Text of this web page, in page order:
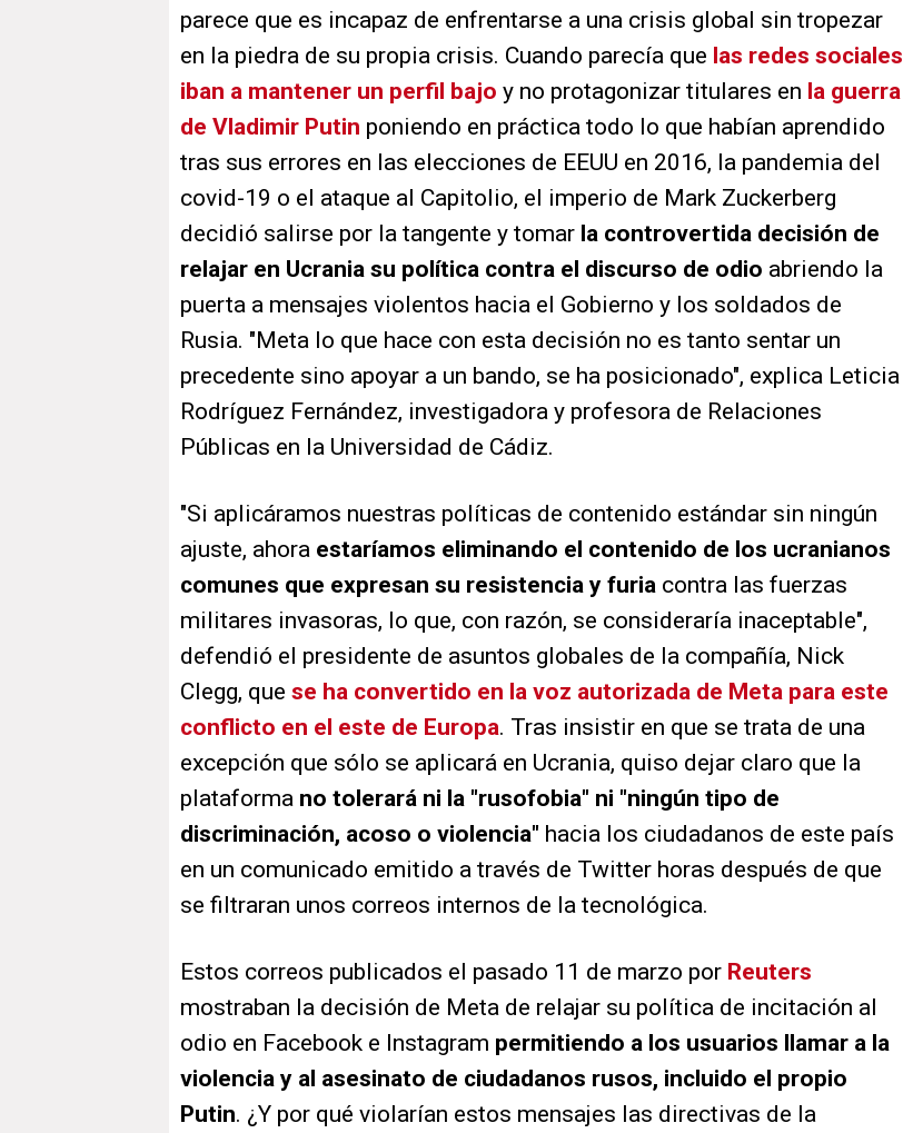
parece que es incapaz de enfrentarse a una crisis global sin tropezar
en la piedra de su propia crisis. Cuando parecía que las redes sociales
iban a mantener un perfil bajo y no protagonizar titulares en la guerra
de Vladimir Putin poniendo en práctica todo lo que habían aprendido
tras sus errores en las elecciones de EEUU en 2016, la pandemia del
covid-19 o el ataque al Capitolio, el imperio de Mark Zuckerberg
decidió salirse por la tangente y tomar la controvertida decisión de
relajar en Ucrania su política contra el discurso de odio abriendo la
puerta a mensajes violentos hacia el Gobierno y los soldados de
Rusia. "Meta lo que hace con esta decisión no es tanto sentar un
precedente sino apoyar a un bando, se ha posicionado", explica Leticia
Rodríguez Fernández, investigadora y profesora de Relaciones
Públicas en la Universidad de Cádiz.
"Si aplicáramos nuestras políticas de contenido estándar sin ningún
ajuste, ahora estaríamos eliminando el contenido de los ucranianos
comunes que expresan su resistencia y furia contra las fuerzas
militares invasoras, lo que, con razón, se consideraría inaceptable",
defendió el presidente de asuntos globales de la compañía, Nick
Clegg, que se ha convertido en la voz autorizada de Meta para este
conflicto en el este de Europa. Tras insistir en que se trata de una
excepción que sólo se aplicará en Ucrania, quiso dejar claro que la
plataforma no tolerará ni la "rusofobia" ni "ningún tipo de
discriminación, acoso o violencia" hacia los ciudadanos de este país
en un comunicado emitido a través de Twitter horas después de que
se filtraran unos correos internos de la tecnológica.
Estos correos publicados el pasado 11 de marzo por Reuters
mostraban la decisión de Meta de relajar su política de incitación al
odio en Facebook e Instagram permitiendo a los usuarios llamar a la
violencia y al asesinato de ciudadanos rusos, incluido el propio
Putin. ¿Y por qué violarían estos mensajes las directivas de la